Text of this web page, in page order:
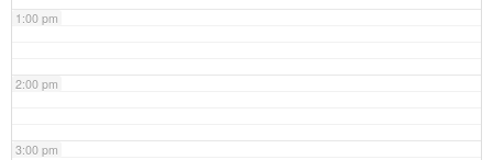
1:00 pm
2:00 pm
3:00 pm